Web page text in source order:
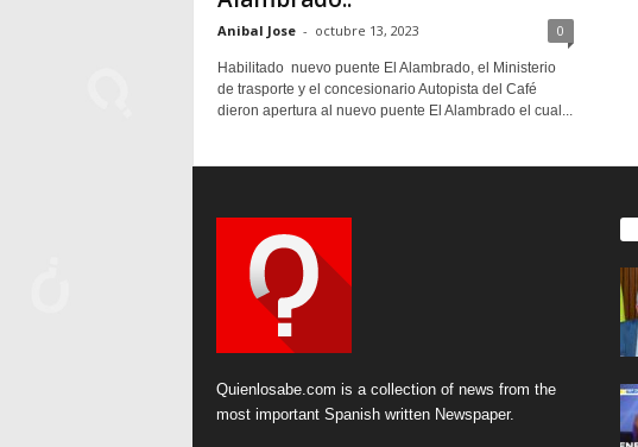
Anibal Jose - octubre 13, 2023 0
Habilitado nuevo puente El Alambrado, el Ministerio
de trasporte y el concesionario Autopista del Café
dieron apertura al nuevo puente El Alambrado el cual...
Quienlosabe.com is a collection of news from the
most important Spanish written Newspaper.